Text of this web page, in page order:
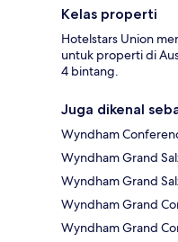
Kelas properti
Hotelstars Union
untuk properti di
4 bintang.
Juga dikenal
Wyndham
Wyndham Grand
Wyndham Grand
Wyndham Grand
Wyndham Grand